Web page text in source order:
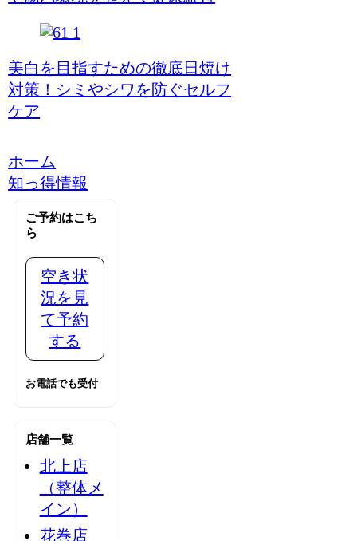
美白を目指すための徹底日焼け
対策！シミやシワを防ぐセルフ
ケア
ホーム
知っ得情報
ご予約はこち
ら
空き状
況を見
て予約
する
お電話でも受付
店舗一覧
北上店
（整体メ
イン）
花巻店